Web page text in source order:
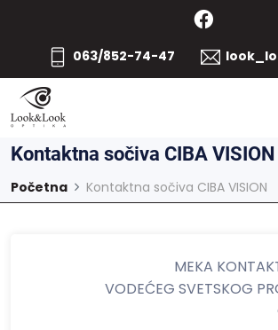
063/852-74-47
Kontaktna sočiva CIBA VISION
Početna Kontaktna sočiva CIBA VISION
MEKA
VODEĆEG SVETSKOG